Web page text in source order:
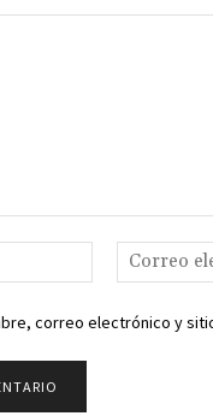
Nombre:*
correo electrónico y